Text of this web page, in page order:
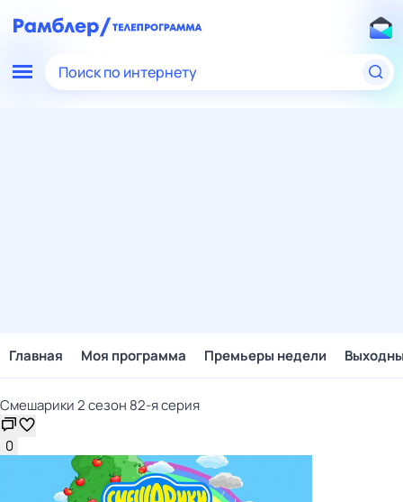
Поиск по интернету
Главная Моя программа Премьеры недели
Смешарики 2 сезон 82-я серия
0